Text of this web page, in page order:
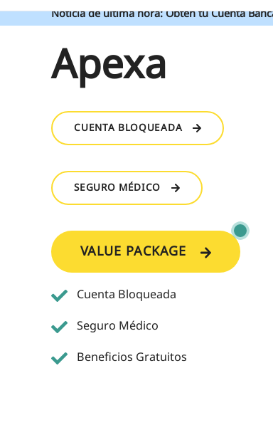
Noticia de última hora: Obtén tu Cuenta
Apexa
CUENTA BLOQUEADA
SEGURO MÉDICO
VALUE PACKAGE
Cuenta Bloqueada
Seguro Médico
Beneficios Gratuitos